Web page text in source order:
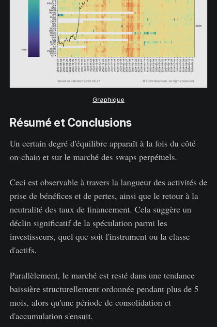
Graphique
Résumé et Conclusions
Un certain degré d'équilibre apparaît à la fois du côté
on-chain et sur le marché des swaps perpétuels.
Ceci est observable à travers la langueur des activités de
prise de bénéfices et de pertes, ainsi que le retour à la
neutralité des taux de financement. Cela suggère un
déclin significatif de la spéculation parmi les
investisseurs, quel que soit l'instrument ou la classe
d'actifs.
Parallèlement, le marché est resté dans une tendance
baissière structurellement ordonnée pendant plus de 5
mois, alors qu'une période de consolidation et
d'accumulation s'ensuit.